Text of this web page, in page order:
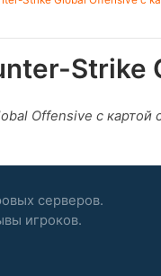
Strike
Offensive с
серверов.
игроков.